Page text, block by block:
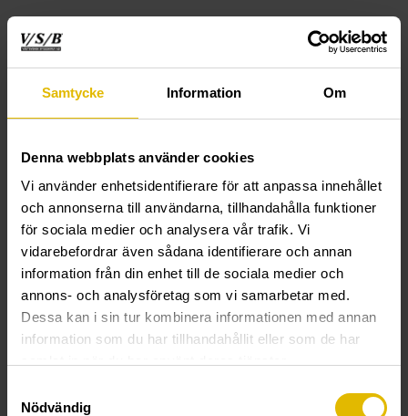
Samtycke Information Om
Denna webbplats använder cookies
Vi använder enhetsidentifierare för att anpassa innehållet
och annonserna till användarna, tillhandahålla funktioner
för sociala medier och analysera vår trafik. Vi
vidarebefordrar även sådana identifierare och annan
information från din enhet till de sociala medier och
annons- och analysföretag som vi samarbetar med.
Dessa kan i sin tur kombinera informationen med annan
information som du har tillhandahållit eller som de har
Nödvändig
Monteringsanvisning
Terrasseskrue
TEKNISK INFORMASJON
Terrasseskrue (A2 rustfri) til trelekt
Funksjon:Skarp spiss og gjenger tilpasset forankring i
treverk. Gjengene tar umiddelbart og trekker skruen inn i
Skruens unike innskruingsegenskaper er oppnådd ved å